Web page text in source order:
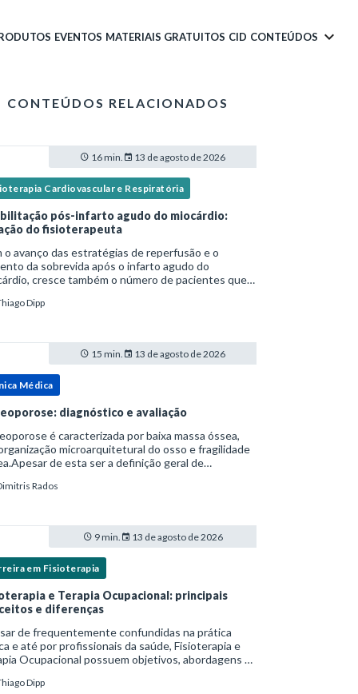
EVENTOS MATERIAIS GRATUITOS CID CONTEÚDOS
CONTEÚDOS RELACIONADOS
16 min. 13 de agosto de 2026
Cardiovascular e Respiratória
pós-infarto agudo do miocárdio:
do fisioterapeuta
o avanço das estratégias de reperfusão e o
da sobrevida após o infarto agudo do
cresce também o número de pacientes que
contexto, o fisioterapeuta assume
Dipp
15 min. 13 de agosto de 2026
Médica
diagnóstico e avaliação
é caracterizada por baixa massa óssea,
microarquitetural do osso e fragilidade
de esta ser a definição geral de
ela tem um enfoque patofisiológico, e não c
Rados
9 min. 13 de agosto de 2026
em Fisioterapia
e Terapia Ocupacional: principais
e diferenças
de frequentemente confundidas na prática
e até por profissionais da saúde, Fisioterapia e
Ocupacional possuem objetivos, abordagens e
Entender essas diferenças é essenc
Dipp